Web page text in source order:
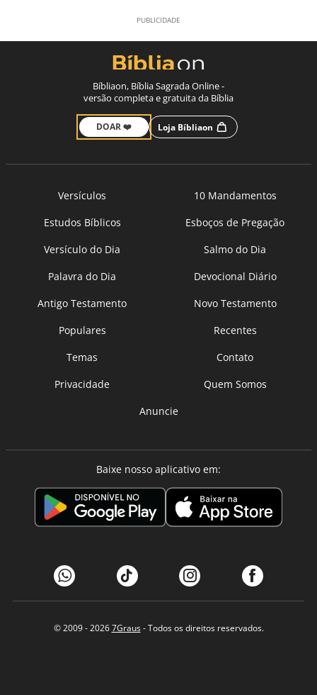
Bíbliaon, Bíblia Sagrada Online -
versão completa e gratuita da Bíblia
DOAR ❤️ Loja Bíbliaon
Versículos
10 Mandamentos
Estudos Bíblicos
Esboços de Pregação
Versículo do Dia
Salmo do Dia
Palavra do Dia
Devocional Diário
Antigo Testamento
Novo Testamento
Populares
Recentes
Temas
Contato
Privacidade
Quem Somos
Anuncie
Baixe nosso aplicativo em:
© 2009 - 20267Graus- Todos os direitos reservados.